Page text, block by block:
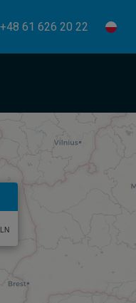
+48 61 626 20 22